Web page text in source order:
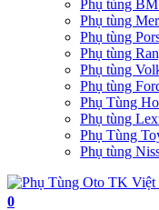
Phụ tùng
Phụ tùng
Phụ tùng
Phụ tùng
Phụ tùng
Phụ tùng
Phụ Tùng
Phụ tùng
Phụ Tùng
Phụ tùng
0